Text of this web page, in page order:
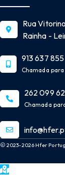
Rua
Rainha -
913 637 855
Chamada
262 099
Chamada
2023-2026 Hfer